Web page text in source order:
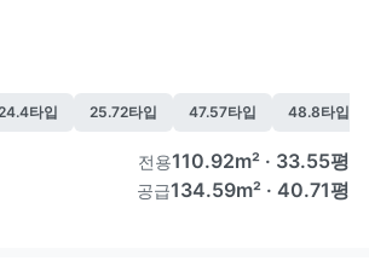
타입 25.72타입 47.57타입 48.8타입
전용110.92m² · 33.55평
공급134.59m² · 40.71평